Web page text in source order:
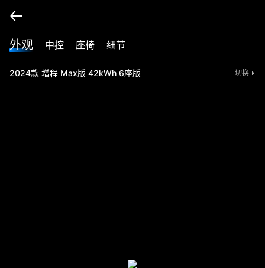
外观 中控 座椅 细节
2024款 增程 Max版 42kWh 6座版 切换